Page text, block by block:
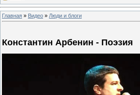
Главная » Видео » Люди и блоги
Константин Арбенин - Поэзия